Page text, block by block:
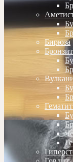
Бирюза
Бронзит